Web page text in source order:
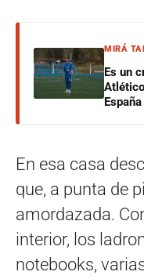
MIRÁ
Es un
En esa casa
que, a punta de
amordazada.
interior, los
notebooks,